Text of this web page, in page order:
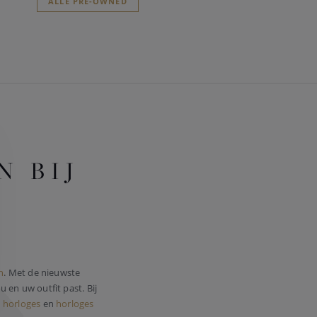
BIJ
. Met de nieuwste
en uw outfit past. Bij
horloges en horloges